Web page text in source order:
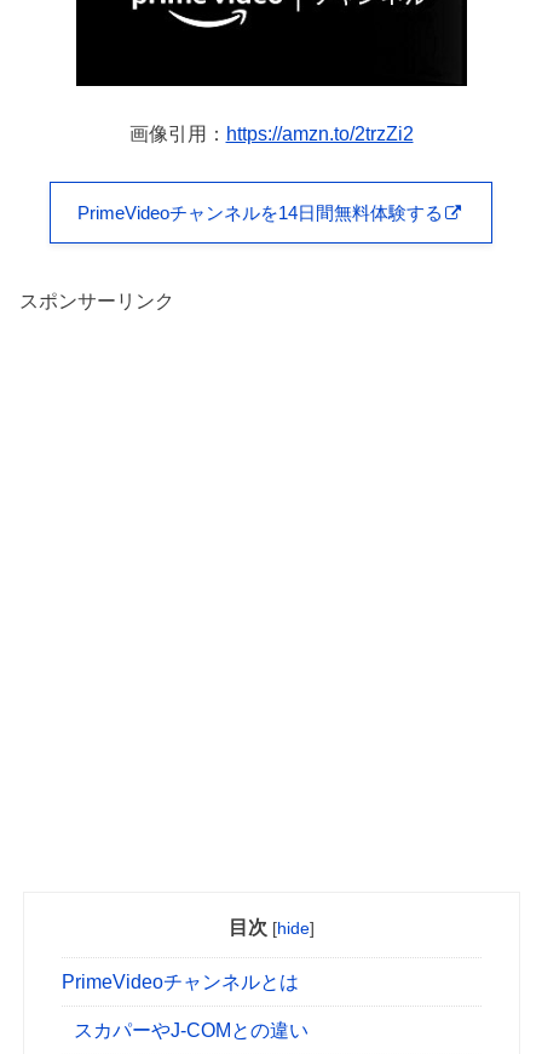
画像引用： https://amzn.to/2trzZi2
PrimeVideoチャンネルを14日間無料体験する
スポンサーリンク
目次 [hide]
PrimeVideoチャンネルとは
スカパーやJ-COMとの違い